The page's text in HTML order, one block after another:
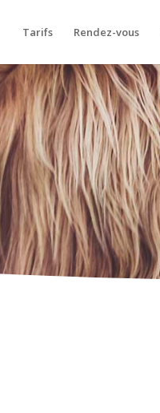
Tarifs Rendez-vous